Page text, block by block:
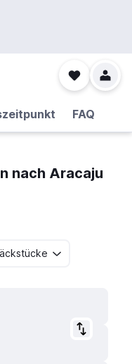
FAQ
nach Aracaju